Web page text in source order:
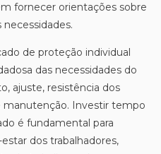
fornecer orientações sobre
necessidades.
de proteção individual
das necessidades do
ajuste, resistência dos
manutenção. Investir tempo
é fundamental para
dos trabalhadores,